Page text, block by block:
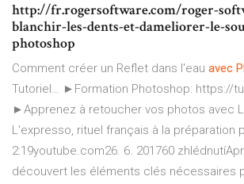
http://fr.rogersoftware.com/roger-
blanchir-les-dents-et-dameliorer-le-
photoshop
Comment créer un Reflet dans l'eau avec
Tutoriel… ►Formation Photoshop: https://
►Apprenez à retoucher vos photos avec
L'expresso, rituel français à la préparation
2:19youtube.com26. 6. 201760
découvert les éléments clés nécessaires